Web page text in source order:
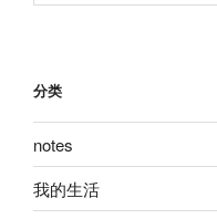
分类
notes
我的生活